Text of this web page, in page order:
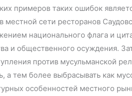
примеров таких ошибок
сети ресторанов
национального флага и
и общественного осуждения.
против мусульманской
а тем более выбрасывать как
особенностей местного